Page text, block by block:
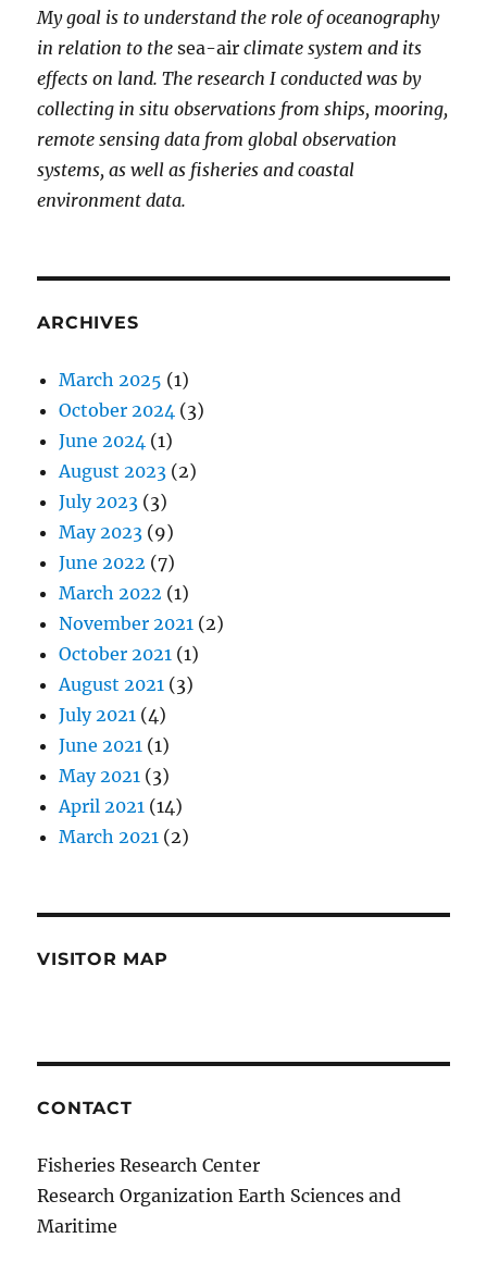
My goal is to understand the role of oceanography
in relation to the sea-air climate system and its
effects on land. The research I conducted was by
collecting in situ observations from ships, mooring,
remote sensing data from global observation
systems, as well as fisheries and coastal
environment data.
ARCHIVES
March 2025 (1)
October 2024 (3)
June 2024 (1)
August 2023 (2)
July 2023 (3)
May 2023 (9)
June 2022 (7)
March 2022 (1)
November 2021 (2)
October 2021 (1)
August 2021 (3)
July 2021 (4)
June 2021 (1)
May 2021 (3)
April 2021 (14)
March 2021 (2)
VISITOR MAP
CONTACT
Fisheries Research Center
Research Organization Earth Sciences and
Maritime